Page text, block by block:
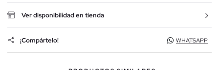
Ver disponibilidad en tienda
¡Compártelo! WHATSAPP